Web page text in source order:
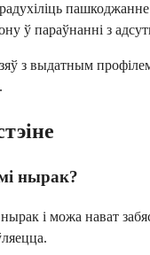
ў параўнанні з
з выдатным
нырак?
і можа нават